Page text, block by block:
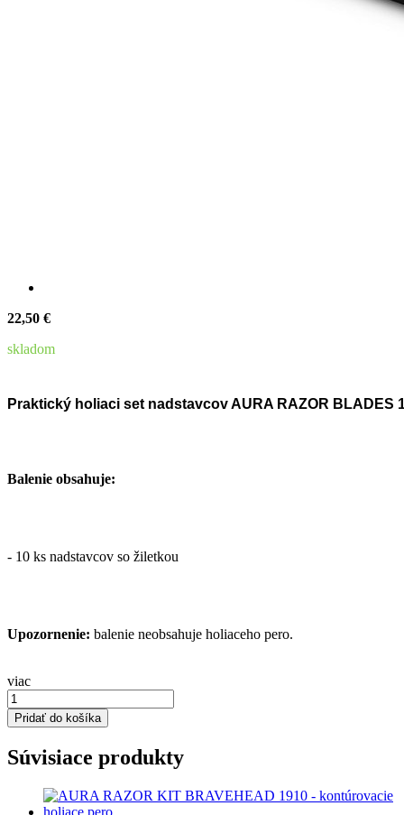
22,50 €
skladom
Praktický holiaci set nadstavcov AURA RAZOR BLADES
Balenie obsahuje:
- 10 ks nadstavcov so žiletkou
Upozornenie: balenie neobsahuje holiaceho pero.
viac
Pridať do košíka
Súvisiace produkty